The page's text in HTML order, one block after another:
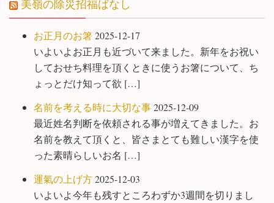
美嶺の除災招福ばなし
お正月のお箸2025-12-17
いよいよお正月も近づいて来ました。新年をお祝い
しておせち料理を頂くときに使うお箸について、ち
ょっとだけ知って欲 […]
名前を考える時に大切な事2025-12-09
最近姓名判断を依頼される事が増えてきました。お
名前を教えて頂くと、皆さまとても難しい漢字を使
った素晴らしいお名 […]
運氣の上げ方2025-12-03
いよいよ今年も残すところわずか3週間を切りまし